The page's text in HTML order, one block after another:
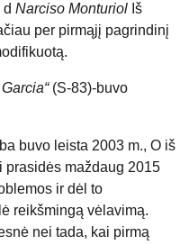
Narciso Monturiol Iš
per pirmąjį pagrindinį
(S-83)-buvo
buvo leista 2003 m., O iš
prasidės maždaug 2015
ir dėl to
reikšmingą vėlavimą.
nei tada, kai pirmą